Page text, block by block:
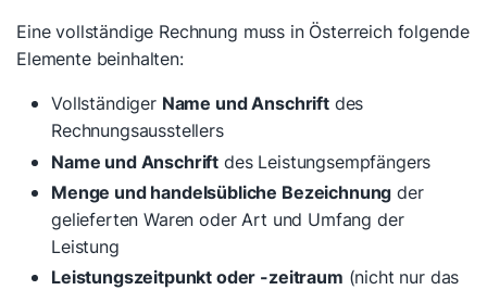
Eine vollständige Rechnung muss in Österreich folgende
Elemente beinhalten:
Vollständiger Name und Anschriftdes
Rechnungsausstellers
Name und Anschrift des Leistungsempfängers
Menge und handelsübliche Bezeichnung der
gelieferten Waren oder Art und Umfang der
Leistung
Leistungszeitpunkt oder -zeitraum (nicht nur das